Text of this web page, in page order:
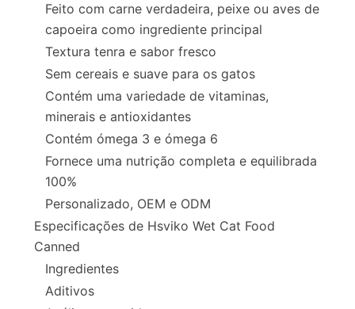
Feito com carne verdadeira, peixe ou aves de
capoeira como ingrediente principal
Textura tenra e sabor fresco
Sem cereais e suave para os gatos
Contém uma variedade de vitaminas,
minerais e antioxidantes
Contém ómega 3 e ómega 6
Fornece uma nutrição completa e equilibrada
100%
Personalizado, OEM e ODM
Especificações de Hsviko Wet Cat Food
Canned
Ingredientes
Aditivos